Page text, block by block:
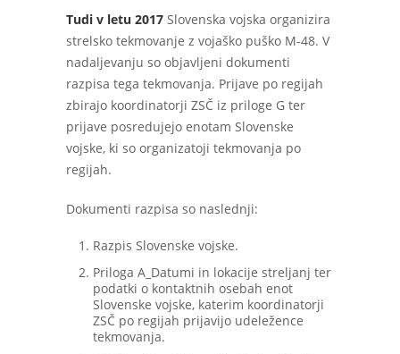
Tudi v letu 2017 Slovenska vojska organizira
strelsko tekmovanje z vojaško puško M-48. V
nadaljevanju so objavljeni dokumenti
razpisa tega tekmovanja. Prijave po regijah
zbirajo koordinatorji ZSČ iz priloge G ter
prijave posredujejo enotam Slovenske
vojske, ki so organizatoji tekmovanja po
regijah.
Dokumenti razpisa so naslednji:
Razpis Slovenske vojske.
Priloga A_Datumi in lokacije streljanj ter
podatki o kontaktnih osebah enot
Slovenske vojske, katerim koordinatorji
ZSČ po regijah prijavijo udeležence
tekmovanja.